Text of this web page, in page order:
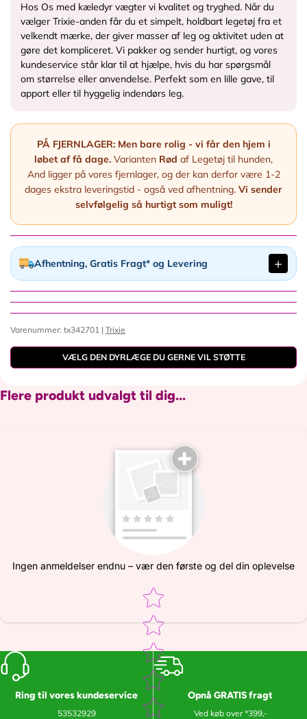
Hos Os med kæledyr vægter vi kvalitet og tryghed. Når du
vælger Trixie-anden får du et simpelt, holdbart legetøj fra et
velkendt mærke, der giver masser af leg og aktivitet uden at
gøre det kompliceret. Vi pakker og sender hurtigt, og vores
kundeservice står klar til at hjælpe, hvis du har spørgsmål
om størrelse eller anvendelse. Perfekt som en lille gave, til
apport eller til hyggelig indendørs leg.
PÅ FJERNLAGER: Men bare rolig - vi får den hjem i
løbet af få dage. Varianten Rød af Legetøj til hunden,
And ligger på vores fjernlager, og der kan derfor være 1-2
dages ekstra leveringstid - også ved afhentning. Vi sender
selvfølgelig så hurtigt som muligt!
Afhentning, Gratis Fragt* og Levering
Varenummer: tx342701 | Trixie
VÆLG DEN DYRLÆGE DU GERNE VIL STØTTE
Flere produkt udvalgt til dig...
Ingen anmeldelser endnu – vær den første og del din oplevelse
Star rating
Ring til vores kundeservice
53532929
Opnå GRATIS fragt
Ved køb over *399,-